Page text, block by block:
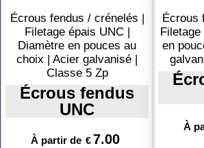
Écrous fendus / crénelés |
Filetage épais UNC |
Diamètre en pouces au
choix | Acier galvanisé |
Classe 5 Zp
Écrous fendus
UNC
À partir de € 7.00
Écrous
en
À